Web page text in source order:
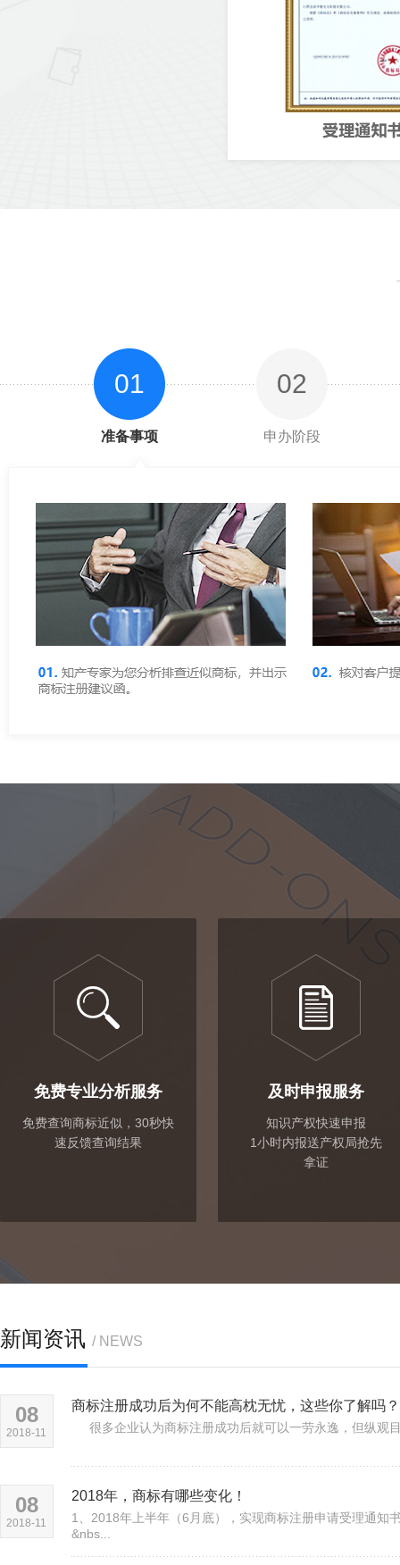
01
准备事项
02
申办阶段
免费专业分析服务
免费查询商标近似，30秒快
速反馈查询结果
及时申报服务
知识产权快速申报
1小时内报送产权局抢先
拿证
新闻资讯 / NEWS
08
2018-11
商标注册成功后为何不能高枕无忧，这些你了解吗？
很多企业认为商标注册成功后就可以一劳永逸，但纵观
08
2018-11
2018年，商标有哪些变化！
1、2018年上半年（6月底），实现商标注册申请受理通知
&nbs...